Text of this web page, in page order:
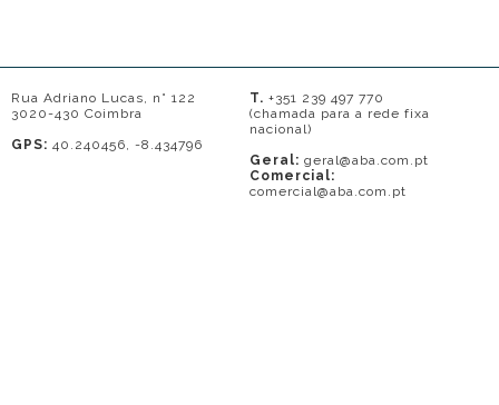
Rua Adriano Lucas, n° 122
3020-430 Coimbra
GPS: 40.240456, -8.434796
T. +351 239 497 770
(chamada para a rede fixa
nacional)
Geral: geral@aba.com.pt
Comercial:
comercial@aba.com.pt